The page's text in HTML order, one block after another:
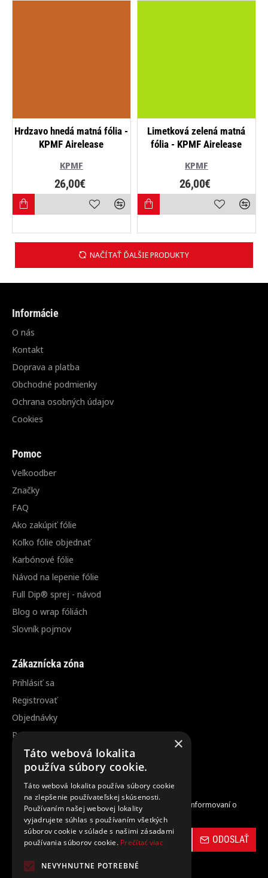
NOVINKA
KPMF
Hrdzavo hnedá matná fólia -
KPMF Airelease
26,00€
KPMF
Limetková zelená matná
fólia - KPMF Airelease
26,00€
NAČÍTAŤ ĎALŠIE PRODUKTY
Informácie
O nás
Kontakt
Doprava a platba
Obchodné podmienky
Ochrana osobných údajov
Cookies
Pomoc
Veľkoodber
Značky
FAQ
Ako zakúpiť fólie
Koľko fólie objednať
Karbónové fólie
Návod na lepenie fólie
Full Dip® sprej - návod
Blog o wrap fóliách
Slovník pojmov
Zákaznícka zóna
Prihlásiť sa
Registrovať
Objednávky
Reklamácia / vrátenie tovaru
Zrušenie objednávky
Odber noviniek
Zaregistrujte sa do nášho odberu noviniek a buďte informovaní o
novinkách a propagačných akciách.
ODOSLAŤ
×
Táto webová lokalita
používa súbory cookie.
Táto webová lokalita používa súbory cookie
na zlepšenie používateľskej skúsenosti.
Používaním našej webovej lokality
vyjadrujete súhlas s používaním všetkých
súborov cookie v súlade s našimi zásadami
používania súborov cookie. Prečítať viac
NEVYHNUTNE POTREBNÉ